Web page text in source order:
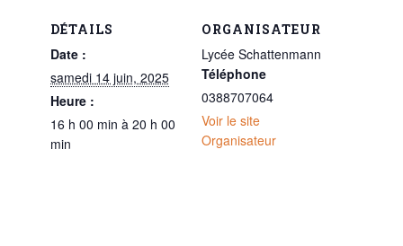
DÉTAILS
Date :
samedi 14 juin, 2025
Heure :
16 h 00 min à 20 h 00
min
ORGANISATEUR
Lycée Schattenmann
Téléphone
0388707064
Voir le site
Organisateur